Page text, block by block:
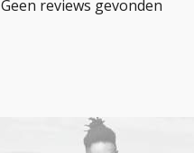
Geen reviews gevonden